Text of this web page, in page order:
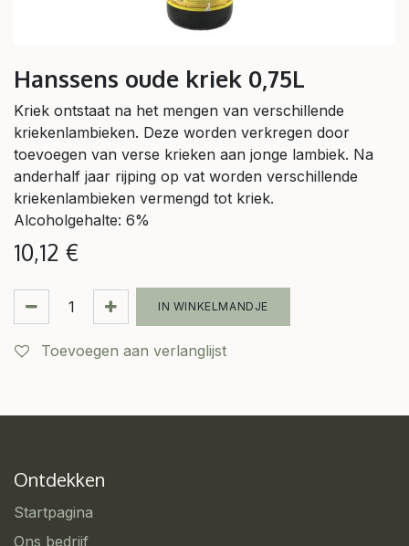
Hanssens oude kriek 0,75L
Kriek ontstaat na het mengen van verschillende
kriekenlambieken. Deze worden verkregen door
toevoegen van verse krieken aan jonge lambiek. Na
anderhalf jaar rijping op vat worden verschillende
kriekenlambieken vermengd tot kriek.
Alcoholgehalte: 6%
10,12 €
IN WINKELMANDJE
Toevoegen aan verlanglijst
Ontdekken
Startpagina
Ons bedrijf